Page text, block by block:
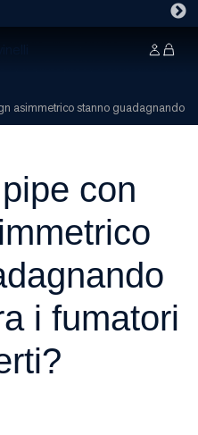
asimmetrico stanno guadagnando
con
i fumatori